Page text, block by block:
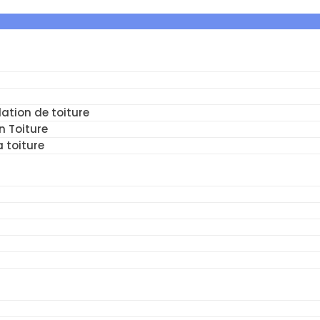
de toiture
Toiture
toiture